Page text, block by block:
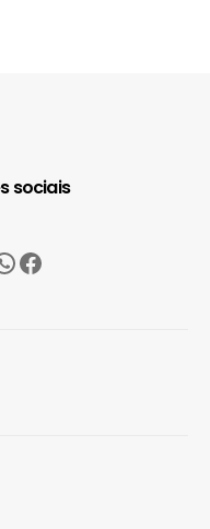
sociais
Facebook